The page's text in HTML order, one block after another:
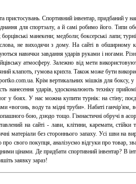
пристосувань. Спортивний інвентар, придбаний у
для спортзалу, а й самі робимо його. Типи
борцівські манекени; медболи; боксерські лапи;
не виходячи з дому. На сайті в обширному
навички завдання ударів руками і ногами.
атмосферу. Залежно від мети
клапоть, гумова крихта. Також може бути
Крім вертикальних мішків для боксу,
ударів, удосконалюють техніку
у боях. У нас можна купити турнік: на стіну;
«вогонь, воду та мідні труби». Набиті
бою, дзюдо тощо. Гімнастичні обручі в
на сайті - лави, клітини, каремати, стійки
матеріали без стороннього запаху. Усі шви на
про свого покупця, аналізуємо відгуки про
цінами. Де придбати спортивний інвентар? В
заявку зараз!